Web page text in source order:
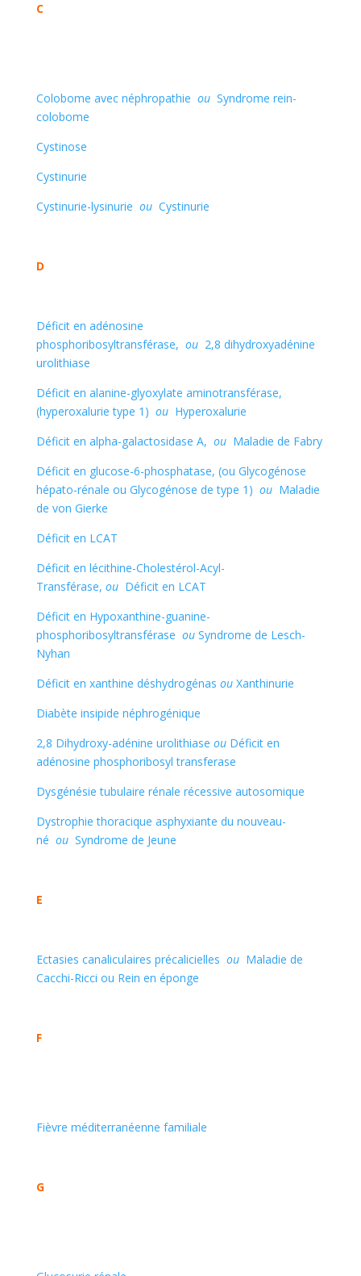
C
Colobome avec néphropathie ouSyndrome rein-
colobome
Cystinose
Cystinurie
Cystinurie-lysinurie ouCystinurie
D
Déficit en adénosine
phosphoribosyltransférase, ou2,8 dihydroxyadénine
urolithiase
Déficit en alanine-glyoxylate aminotransférase,
(hyperoxalurie type 1) ouHyperoxalurie
Déficit en alpha-galactosidase A, ou Maladie de Fabry
Déficit en glucose-6-phosphatase, (ou Glycogénose
hépato-rénale ou Glycogénose de type 1) ou Maladie
de von Gierke
Déficit en LCAT
Déficit en lécithine-Cholestérol-Acyl-
Transférase, ou Déficit en LCAT
Déficit en Hypoxanthine-guanine-
phosphoribosyltransférase ouSyndrome de Lesch-
Nyhan
Déficit en xanthine déshydrogénas ouXanthinurie
Diabète insipide néphrogénique
2,8 Dihydroxy-adénine urolithiase ouDéficit en
adénosine phosphoribosyl transferase
Dysgénésie tubulaire rénale récessive autosomique
Dystrophie thoracique asphyxiante du nouveau-
né ou Syndrome de Jeune
E
Ectasies canaliculaires précalicielles ouMaladie de
Cacchi-Ricci ou Rein en éponge
F
Fièvre méditerranéenne familiale
G